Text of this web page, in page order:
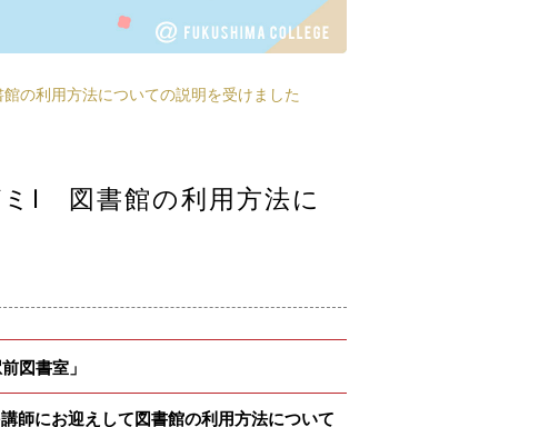
の利用方法についての説明を受けました
ミⅠ 図書館の利用方法に
図書室」
師にお迎えして図書館の利用方法について